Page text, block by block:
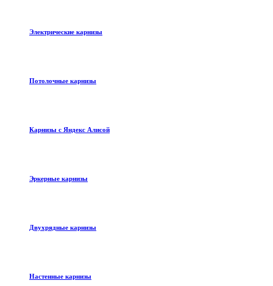
Электрические карнизы
Потолочные карнизы
Карнизы с Яндекс Алисой
Эркерные карнизы
Двухрядные карнизы
Настенные карнизы